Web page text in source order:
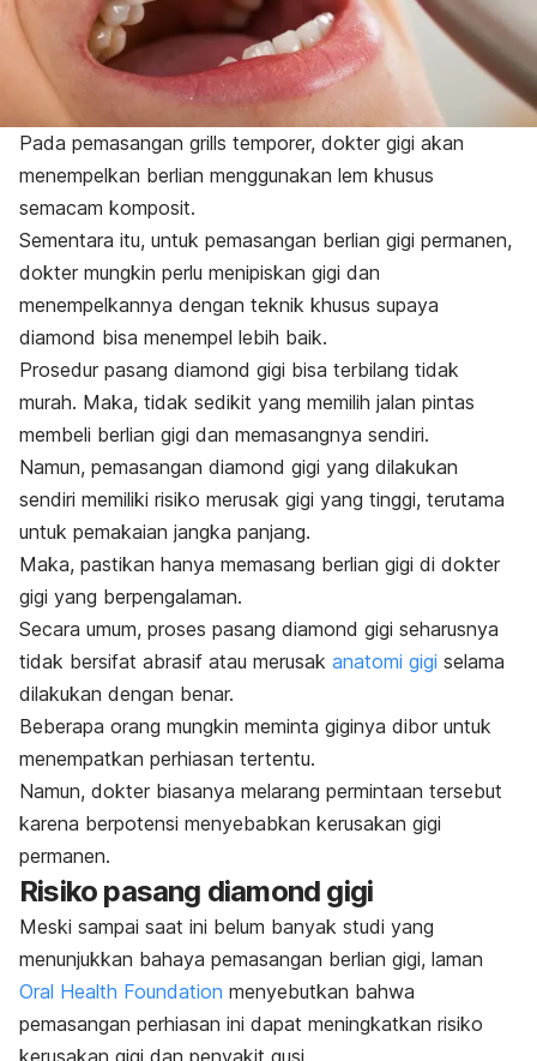
Pada pemasangan grills temporer, dokter gigi akan
menempelkan berlian menggunakan lem khusus
semacam komposit.
Sementara itu, untuk pemasangan berlian gigi permanen,
dokter mungkin perlu menipiskan gigi dan
menempelkannya dengan teknik khusus supaya
diamond bisa menempel lebih baik.
Prosedur pasang diamond gigi bisa terbilang tidak
murah. Maka, tidak sedikit yang memilih jalan pintas
membeli berlian gigi dan memasangnya sendiri.
Namun, pemasangan diamond gigi yang dilakukan
sendiri memiliki risiko merusak gigi yang tinggi, terutama
untuk pemakaian jangka panjang.
Maka, pastikan hanya memasang berlian gigi di dokter
gigi yang berpengalaman.
Secara umum, proses pasang diamond gigi seharusnya
tidak bersifat abrasif atau merusak anatomi gigi selama
dilakukan dengan benar.
Beberapa orang mungkin meminta giginya dibor untuk
menempatkan perhiasan tertentu.
Namun, dokter biasanya melarang permintaan tersebut
karena berpotensi menyebabkan kerusakan gigi
permanen.
Risiko pasang diamond gigi
Meski sampai saat ini belum banyak studi yang
menunjukkan bahaya pemasangan berlian gigi, laman
Oral Health Foundation menyebutkan bahwa
pemasangan perhiasan ini dapat meningkatkan risiko